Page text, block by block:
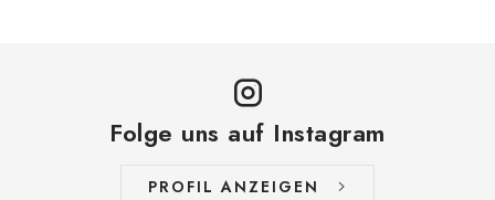
Folge uns auf Instagram
PROFIL ANZEIGEN